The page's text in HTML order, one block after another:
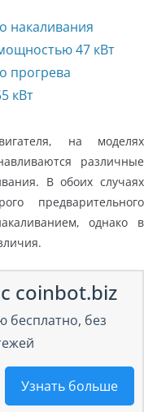
накаливания
47 кВт
прогрева
кВт
на моделях
различные
В обоих случаях
предварительного
однако в
coinbot.biz
бесплатно, без
Узнать больше